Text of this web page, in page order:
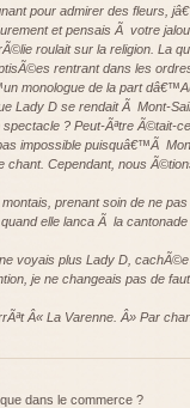
pour admirer des fleurs,
et pensais Ã votre
roulait sur la religion. La
rentrant dans les
monologue de la part
Lady D se rendait Ã Mont-
? Peut-Ãªtre Ã©tait-
impossible puisquâ€™Ã
Cependant, nous
prenant soin de ne
elle lanca Ã la
voyais plus Lady D,
je ne changeais pas de
Â« La Varenne. Â» Par
dans le commerce ?